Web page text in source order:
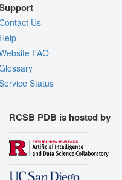
Us
FAQ
Status
RCSB PDB is hosted by